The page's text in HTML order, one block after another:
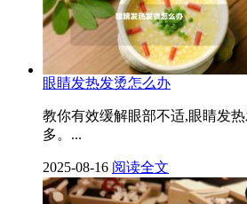
眼睛发热发烫怎么办
教你有效缓解眼部不适,眼睛发
多。...
2025-08-16 阅读全文